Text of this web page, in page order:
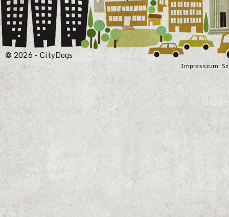
Impresszum
© 2026 - CityDogs